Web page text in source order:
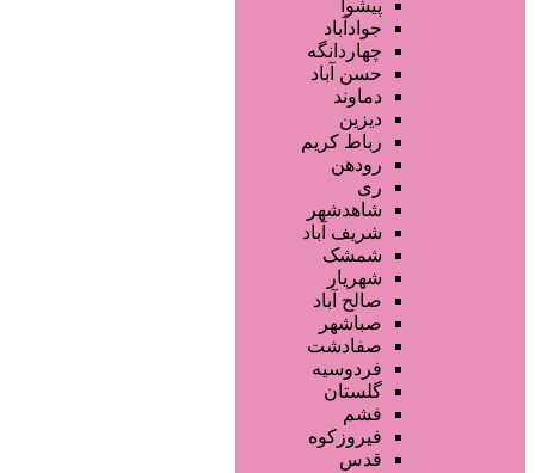
آرایشگاه مردانه
سالن زیبایی عروس
سالن VIP
آرایشگاه کودک
آموزش خدمات زیبایی
سایر خدمات
پیشوا
جوادآباد
چهاردانگه
حسن آباد
دماوند
دیزین
رباط کریم
رودهن
ری
شاهدشهر
شریف آباد
شمشک
شهریار
صالح آباد
صباشهر
صفادشت
فردوسیه
گلستان
فشم
فیروزکوه
قدس